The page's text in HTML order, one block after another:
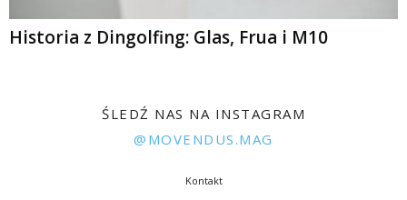
Historia z Dingolfing: Glas, Frua i M10
ŚLEDŹ NAS NA INSTAGRAM
@MOVENDUS.MAG
Kontakt